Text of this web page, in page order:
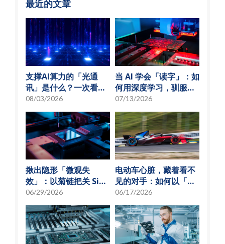
最近的文章
支撑AI算力的「光通
讯」是什么？一次看懂
硅光子与光通讯模组发
展趋势
08/03/2026
当 AI 学会「读字」：如
何用深度学习，驯服
SMT 产线的误报风暴
07/13/2026
揪出隐形「微观失
效」：以菊链把关 SiP
可靠度测试
06/29/2026
电动车心脏，藏着看不
见的对手：如何以「物
理模型化」破解损耗难
题？
06/17/2026